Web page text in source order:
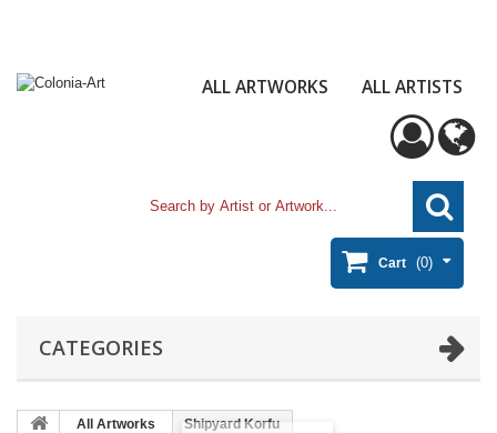
ALL ARTWORKS ALL ARTISTS
Cart (0)
CATEGORIES
All Artworks Shipyard Korfu